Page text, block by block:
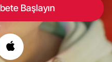
Başlayın